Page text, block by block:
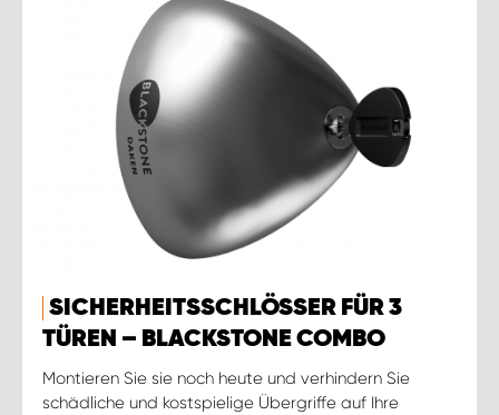
SICHERHEITSSCHLÖSSER FÜR 3
TÜREN – BLACKSTONE COMBO
Montieren Sie sie noch heute und verhindern Sie
schädliche und kostspielige Übergriffe auf Ihre